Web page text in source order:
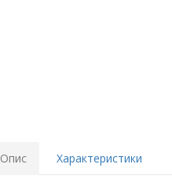
Опис Характеристики